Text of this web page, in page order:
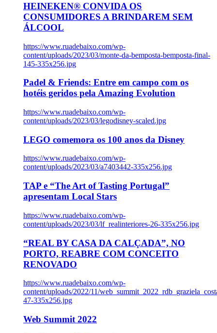
HEINEKEN® CONVIDA OS
CONSUMIDORES A BRINDAREM SEM
ÁLCOOL
https://www.ruadebaixo.com/wp-
content/uploads/2023/03/monte-da-bemposta-bemposta-final-
145-335x256.jpg
Padel & Friends: Entre em campo com os
hotéis geridos pela Amazing Evolution
https://www.ruadebaixo.com/wp-
content/uploads/2023/03/legodisney-scaled.jpg
LEGO comemora os 100 anos da Disney
https://www.ruadebaixo.com/wp-
content/uploads/2023/03/a7403442-335x256.jpg
TAP e “The Art of Tasting Portugal”
apresentam Local Stars
https://www.ruadebaixo.com/wp-
content/uploads/2023/03/lf_realinteriores-26-335x256.jpg
“REAL BY CASA DA CALÇADA”, NO
PORTO, REABRE COM CONCEITO
RENOVADO
https://www.ruadebaixo.com/wp-
content/uploads/2022/11/
47-335x256.jpg
Web Summit 2022